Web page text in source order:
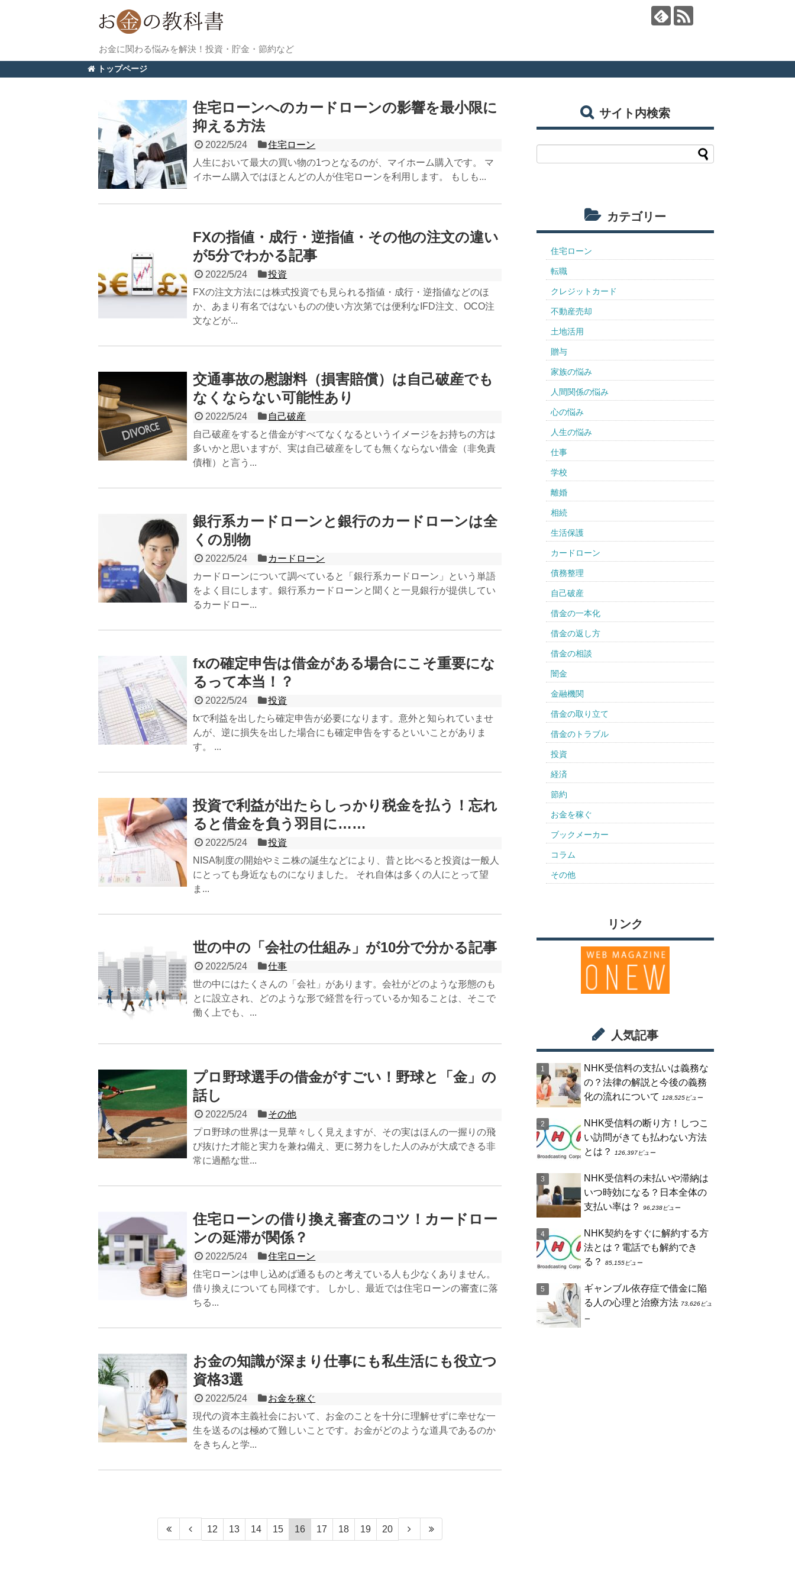
お金に関わる悩みを解決！投資・貯金・節約など
トップページ
住宅ローンへのカードローンの影響を最小限に
抑える方法
2022/5/24
住宅ローン
人生において最大の買い物の1つとなるのが、マイホーム購入です。 マ
イホーム購入ではほとんどの人が住宅ローンを利用します。 もしも...
FXの指値・成行・逆指値・その他の注文の違い
が5分でわかる記事
2022/5/24
投資
FXの注文方法には株式投資でも見られる指値・成行・逆指値などのほ
か、あまり有名ではないものの使い方次第では便利なIFD注文、OCO注
文などが...
交通事故の慰謝料（損害賠償）は自己破産でも
なくならない可能性あり
2022/5/24
自己破産
自己破産をすると借金がすべてなくなるというイメージをお持ちの方は
多いかと思いますが、実は自己破産をしても無くならない借金（非免責
債権）と言う...
銀行系カードローンと銀行のカードローンは全
くの別物
2022/5/24
カードローン
カードローンについて調べていると「銀行系カードローン」という単語
をよく目にします。銀行系カードローンと聞くと一見銀行が提供してい
るカードロー...
fxの確定申告は借金がある場合にこそ重要にな
るって本当！？
2022/5/24
投資
fxで利益を出したら確定申告が必要になります。意外と知られていませ
んが、逆に損失を出した場合にも確定申告をするといいことがありま
す。 ...
投資で利益が出たらしっかり税金を払う！忘れ
ると借金を負う羽目に……
2022/5/24
投資
NISA制度の開始やミニ株の誕生などにより、昔と比べると投資は一般人
にとっても身近なものになりました。 それ自体は多くの人にとって望
ま...
世の中の「会社の仕組み」が10分で分かる記事
2022/5/24
仕事
世の中にはたくさんの「会社」があります。会社がどのような形態のも
とに設立され、どのような形で経営を行っているか知ることは、そこで
働く上でも、...
プロ野球選手の借金がすごい！野球と「金」の
話し
2022/5/24
その他
プロ野球の世界は一見華々しく見えますが、その実はほんの一握りの飛
び抜けた才能と実力を兼ね備え、更に努力をした人のみが大成できる非
常に過酷な世...
住宅ローンの借り換え審査のコツ！カードロー
ンの延滞が関係？
2022/5/24
住宅ローン
住宅ローンは申し込めば通るものと考えている人も少なくありません。
借り換えについても同様です。 しかし、最近では住宅ローンの審査に落
ちる...
お金の知識が深まり仕事にも私生活にも役立つ
資格3選
2022/5/24
お金を稼ぐ
現代の資本主義社会において、お金のことを十分に理解せずに幸せな一
生を送るのは極めて難しいことです。お金がどのような道具であるのか
をきちんと学...
12 13 14 15 16 17 18 19 20
サイト内検索
カテゴリー
住宅ローン
転職
クレジットカード
不動産売却
土地活用
贈与
家族の悩み
人間関係の悩み
心の悩み
人生の悩み
仕事
学校
離婚
相続
生活保護
カードローン
債務整理
自己破産
借金の一本化
借金の返し方
借金の相談
闇金
金融機関
借金の取り立て
借金のトラブル
投資
経済
節約
お金を稼ぐ
ブックメーカー
コラム
その他
リンク
人気記事
NHK受信料の支払いは義務な
の？法律の解説と今後の義務
化の流れについて 128,525ビュー
NHK受信料の断り方！しつこ
い訪問がきても払わない方法
とは？
126,397ビュー
NHK受信料の未払いや滞納は
いつ時効になる？日本全体の
支払い率は？
96,238ビュー
NHK契約をすぐに解約する方
法とは？電話でも解約でき
る？
85,155ビュー
ギャンブル依存症で借金に陥
る人の心理と治療方法 73,626ビュ
ー